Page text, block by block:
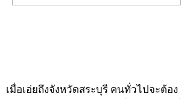
พระ"ประจำพุธที่ 29
เมื่อเอ่ยถึงจังหวัดสระบุรี คนทั่วไปจะต้อง